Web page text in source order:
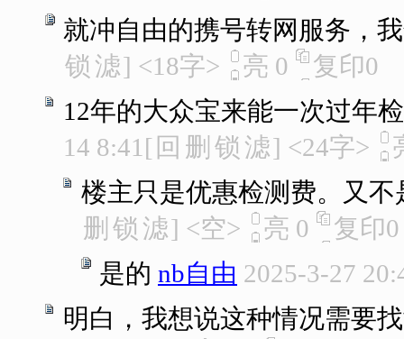
就冲自由的携号转网服务，
锁 滤] <18字> 亮 0 复印0
12年的大众宝来能一次过年
14 8:41 [ 回 删 锁 滤] <24字>
楼主只是优惠检测费。又不
删 锁 滤] <空> 亮 0 复印0
是的 nb自由 2025-3-27
明白，我想说这种情况需要